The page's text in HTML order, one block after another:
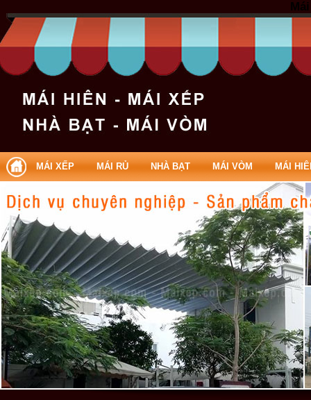
MÁI XẾP MÁI RỦ NHÀ BẠT MÁI VÒM MÁI